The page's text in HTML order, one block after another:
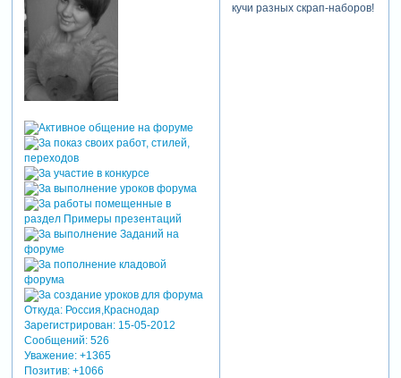
Откуда:Россия,Краснодар
Зарегистрирован: 15-05-2012
Сообщений:526
Уважение: +1365
Позитив: +1066
кучи разных скрап-наборов!